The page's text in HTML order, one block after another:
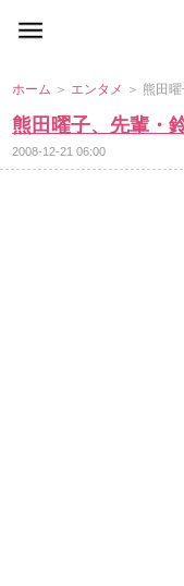
ホーム ＞ エンタメ ＞ 熊田
熊田曜子、先輩・
2008-12-21 06:00